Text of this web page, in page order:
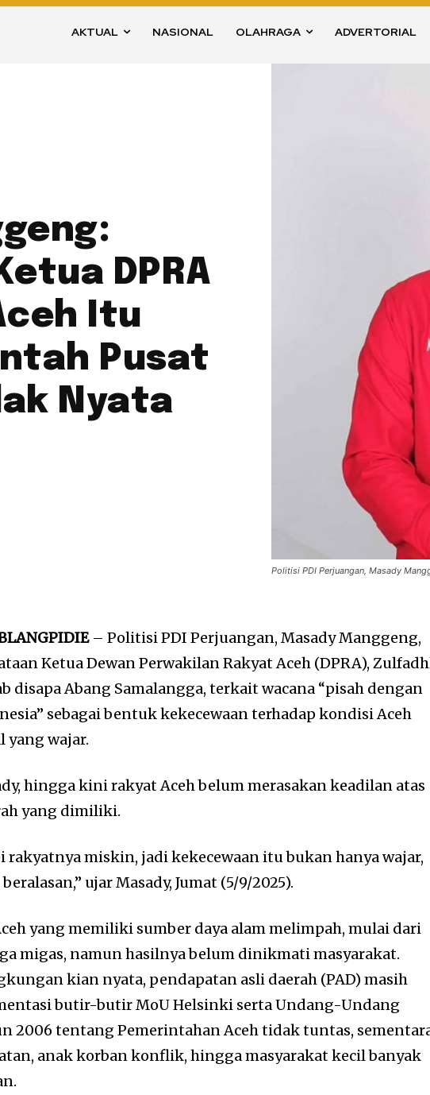
AKTUAL NASIONAL OLAHRAGA ADVERTORIAL
DPRA
Itu
Pusat
Nyata
Politisi PDI Perjuangan, Masady
– Politisi PDI Perjuangan, Masady Manggeng,
Ketua Dewan Perwakilan Rakyat Aceh (DPRA),
disapa Abang Samalangga, terkait wacana “pisah dengan
sebagai bentuk kekecewaan terhadap kondisi Aceh
yang wajar.
hingga kini rakyat Aceh belum merasakan keadilan atas
yang dimiliki.
rakyatnya miskin, jadi kekecewaan itu bukan hanya wajar,
ujar Masady, Jumat (5/9/2025).
yang memiliki sumber daya alam melimpah, mulai dari
migas, namun hasilnya belum dinikmati masyarakat.
kian nyata, pendapatan asli daerah (PAD) masih
butir-butir MoU Helsinki serta Undang-Undang
2006 tentang Pemerintahan Aceh tidak tuntas,
anak korban konflik, hingga masyarakat kecil banyak